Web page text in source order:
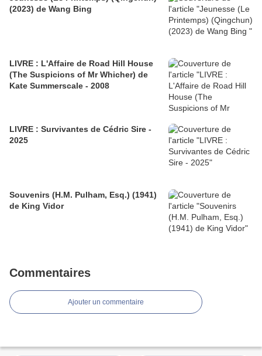
(2023) de Wang Bing
LIVRE : L'Affaire de Road Hill House
(The Suspicions of Mr Whicher) de
Kate Summerscale - 2008
LIVRE : Survivantes de Cédric Sire -
2025
Souvenirs (H.M. Pulham, Esq.) (1941)
de King Vidor
Commentaires
Ajouter un commentaire